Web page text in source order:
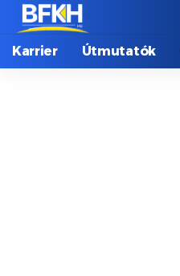
Karrier Útmutatók